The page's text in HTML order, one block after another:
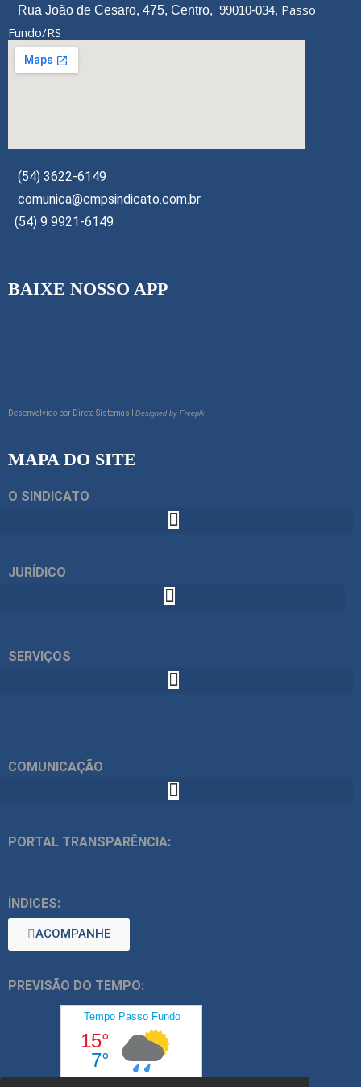
Rua João de Cesaro, 475, Centro, 99010-034, Passo
Fundo/RS
(54) 3622-6149
comunica@cmpsindicato.com.br
(54) 9 9921-6149
BAIXE NOSSO APP
Desenvolvido por Direta Sistemas I Designed by Freepik
MAPA DO SITE
O SINDICATO
JURÍDICO
SERVIÇOS
COMUNICAÇÃO
PORTAL TRANSPARÊNCIA:
ÍNDICES:
ACOMPANHE
PREVISÃO DO TEMPO: